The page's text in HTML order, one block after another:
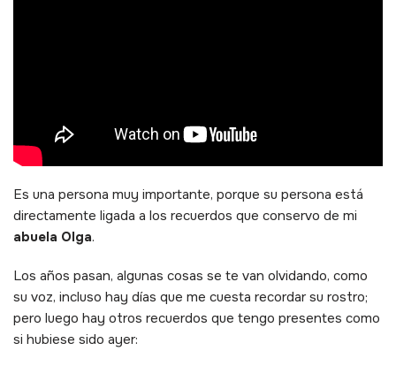
Es una persona muy importante, porque su persona está
directamente ligada a los recuerdos que conservo de mi
abuela Olga.
Los años pasan, algunas cosas se te van olvidando, como
su voz, incluso hay días que me cuesta recordar su rostro;
pero luego hay otros recuerdos que tengo presentes como
si hubiese sido ayer: